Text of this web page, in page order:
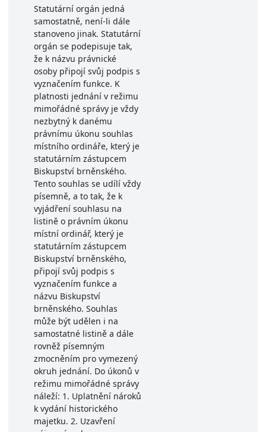
Statutární orgán jedná
samostatně, není-li dále
stanoveno jinak. Statutární
orgán se podepisuje tak,
že k názvu právnické
osoby připojí svůj podpis s
vyznačením funkce. K
platnosti jednání v režimu
mimořádné správy je vždy
nezbytný k danému
právnímu úkonu souhlas
místního ordináře, který je
statutárním zástupcem
Biskupství brněnského.
Tento souhlas se udílí vždy
písemně, a to tak, že k
vyjádření souhlasu na
listině o právním úkonu
místní ordinář, který je
statutárním zástupcem
Biskupství brněnského,
připojí svůj podpis s
vyznačením funkce a
názvu Biskupství
brněnského. Souhlas
může být udělen i na
samostatné listině a dále
rovněž písemným
zmocněním pro vymezený
okruh jednání. Do úkonů v
režimu mimořádné správy
náleží: 1. Uplatnění nároků
k vydání historického
majetku. 2. Uzavření